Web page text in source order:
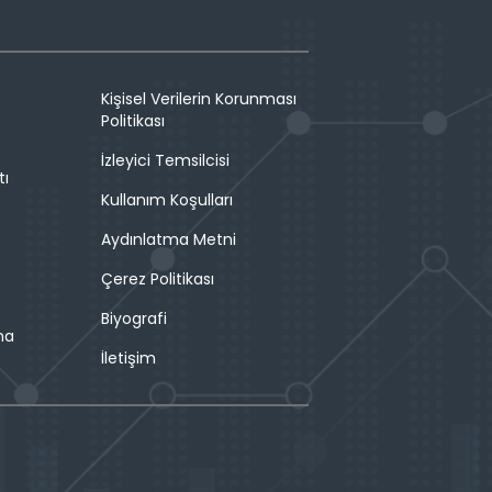
Kişisel Verilerin Korunması
Politikası
İzleyici Temsilcisi
Kullanım Koşulları
Aydınlatma Metni
Çerez Politikası
Biyografi
İletişim